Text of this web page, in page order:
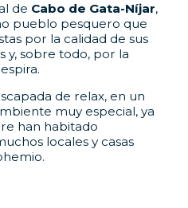
de Cabo de Gata-Níjar,
pueblo pesquero que
por la calidad de sus
y, sobre todo, por la
de relax, en un
muy especial, ya
han habitado
locales y casas